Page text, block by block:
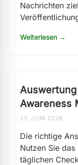
Nachrichten
Weiterlesen →
Awareness
25. JUNI 2026
Die richtige
Nutzen Sie
täglichen